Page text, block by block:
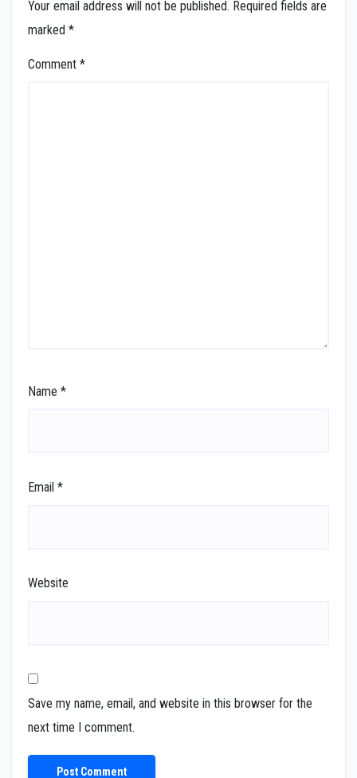
Your email address will not be published. Required fields are
marked *
Comment *
Name *
Email *
Website
Save my name, email, and website in this browser for the
next time I comment.